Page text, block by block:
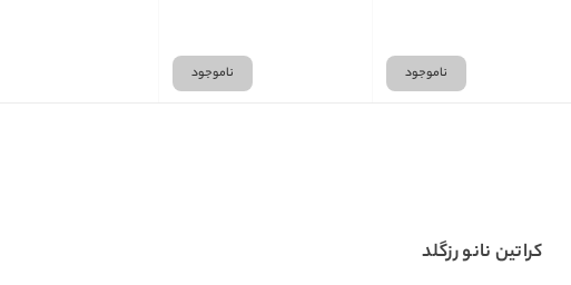
ناموجود ناموجود
کراتین نانو رزگلد